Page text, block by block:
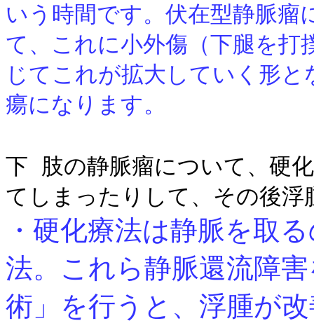
いう時間です。伏在型静脈
て、これに小外傷（下腿を打
じてこれが拡大していく形
瘍になります。
下 肢の静脈瘤について、硬
てしまったりして、その後
・硬化療法は静脈を取
法。これら静脈還流障
術」を行うと、浮腫が